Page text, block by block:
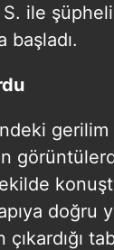
ile şüpheli
başladı.
doğru